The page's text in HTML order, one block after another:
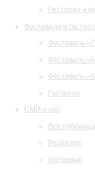
Ресторан и
Фестивали и
Фестиваль
Фестиваль
Фестиваль
Гастроли
СМИ о нас
Все
Рецензии
Интервью